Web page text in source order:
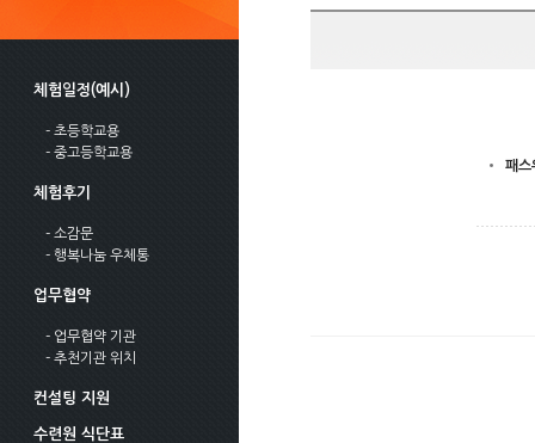
체험일정(예시)
- 초등학교용
- 중고등학교용
체험후기
- 소감문
- 행복나눔 우체통
업무협약
- 업무협약 기관
- 추천기관 위치
컨설팅 지원
수련원 식단표
패스